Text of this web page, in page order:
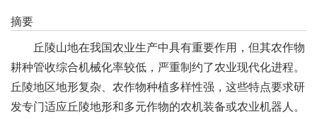
摘要
丘陵山地在我国农业生产中具有重要作用，但其农作物
耕种管收综合机械化率较低，严重制约了农业现代化进程。
丘陵地区地形复杂、农作物种植多样性强，这些特点要求研
发专门适应丘陵地形和多元作物的农机装备或农业机器人。